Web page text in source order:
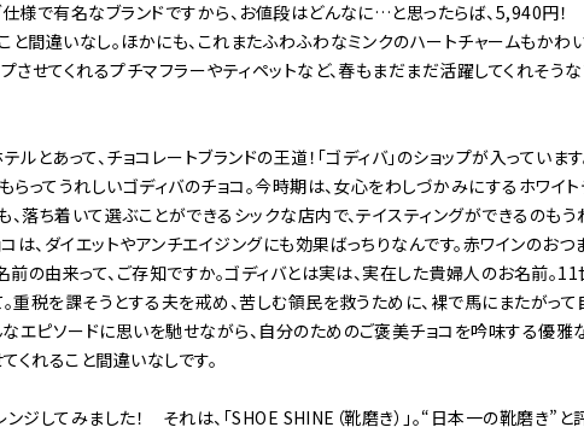
仕様で有名なブランドですから、お値段はどんなに…と思ったらば、5,940円
と間違いなし。ほかにも、これまたふわふわなミンクのハートチャームもかわ
させてくれるプチマフラーやティペットなど、春もまだまだ活躍してくれそう
とあって、チョコレートブランドの王道！「ゴディバ」のショップが入っています
らってうれしいゴディバのチョコ。今時期は、女心をわしづかみにするホワイ
落ち着いて選ぶことができるシックな店内で、テイスティングができるのもう
、ダイエットやアンチエイジングにも効果ばっちりなんです。赤ワインのおつ
前の由来って、ご存知ですか。ゴディバとは実は、実在した貴婦人のお名前。
重税を課そうとする夫を戒め、苦しむ領民を救うために、裸で馬にまたがっ
エピソードに思いを馳せながら、自分のためのご褒美チョコを吟味する優雅
くれること間違いなしです。
ジしてみました！ それは、「SHOE SHINE（靴磨き）」。“日本一の靴磨き”と